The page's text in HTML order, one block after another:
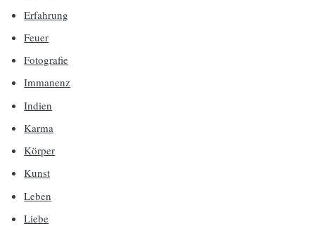
Erfahrung
Feuer
Fotografie
Immanenz
Indien
Karma
Körper
Kunst
Leben
Liebe